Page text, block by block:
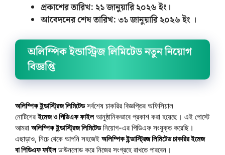
প্রকাশের তারিখ: ২১ জানুয়ারি ২০২৬ ইং।
আবেদনের শেষ তারিখ: ৩১ জানুয়ারি ২০২৬ ইং ।
অলিম্পিক ইন্ডাস্ট্রিজ লিমিটেডনতুন নিয়োগ
বিজ্ঞপ্তি
অলিম্পিক ইন্ডাস্ট্রিজ লিমিটেডসর্বশেষ চাকরির বিজ্ঞপ্তির অফিসিয়াল
নোটিশেরইমেজ ও পিডিএফ ফাইলআনুষ্ঠানিকভাবে প্রকাশ করা হয়েছে। এই পোস্টে
আমরা অলিম্পিক ইন্ডাস্ট্রিজ লিমিটেডনিয়োগ-এর পিডিএফ সংযুক্ত করেছি।
এছাড়াও, নিচে থেকে আপনি সহজেই অলিম্পিক ইন্ডাস্ট্রিজ লিমিটেড চাকরির ইমেজ
বা পিডিএফ ফাইলডাউনলোড করে নিজের সংগ্রহে রাখতে পারবেন।